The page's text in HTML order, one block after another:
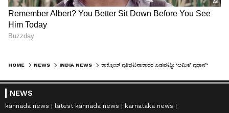
HOME NEWS INDIA NEWS
NEWS
kannada news latest kannada news
karnataka news